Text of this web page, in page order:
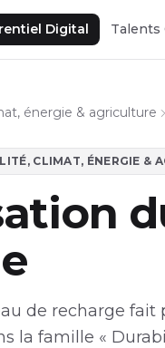
Digital Talents
énergie & agriculture
CLIMAT, ÉNERGIE &
de recharge
la famille «